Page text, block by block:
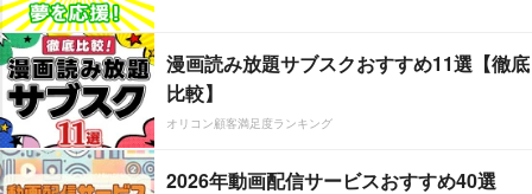
漫画読み放題サブスクおすすめ11選【徹底
比較】
オリコン顧客満足度ランキング
2026年動画配信サービスおすすめ40選